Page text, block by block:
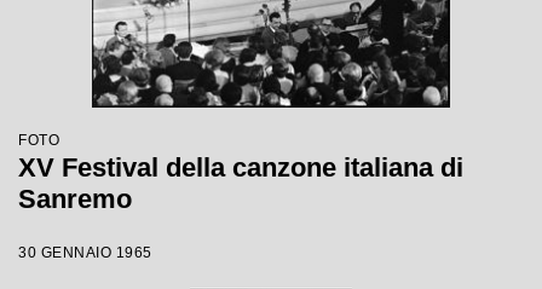
FOTO
XV Festival della canzone italiana di
Sanremo
30 GENNAIO 1965